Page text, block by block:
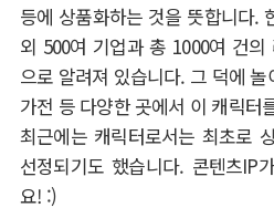
등에 상품화하는 것을 뜻합니다.
외 500여 기업과 총 1000여 건
으로 알려져 있습니다. 그 덕에
가전 등 다양한 곳에서 이 캐릭터
최근에는 캐릭터로서는 최초로
선정되기도 했습니다. 콘텐츠IP
요! :)